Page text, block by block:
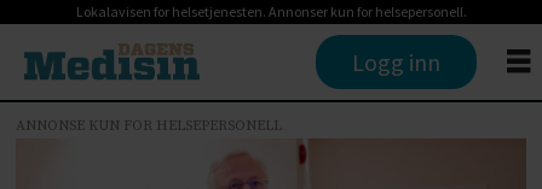
Lokalavisen for helsetjenesten. Annonser kun for helsepersonell.
Logg inn
ANNONSE KUN FOR HELSEPERSONELL